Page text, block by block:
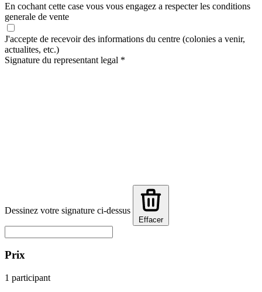
En cochant cette case vous vous engagez a respecter les conditions
generale de vente
J'accepte de recevoir des informations du centre (colonies a venir,
actualites, etc.)
Signature du representant legal *
Dessinez votre signature ci-dessus
Effacer
Prix
1 participant